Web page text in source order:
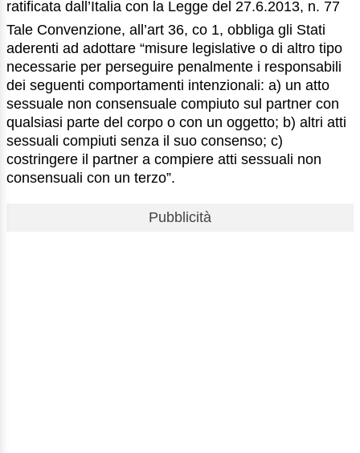
ratificata dall’Italia con la Legge del 27.6.2013, n. 77
Tale Convenzione, all’art 36, co 1, obbliga gli Stati
aderenti ad adottare “misure legislative o di altro tipo
necessarie per perseguire penalmente i responsabili
dei seguenti comportamenti intenzionali: a) un atto
sessuale non consensuale compiuto sul partner con
qualsiasi parte del corpo o con un oggetto; b) altri atti
sessuali compiuti senza il suo consenso; c)
costringere il partner a compiere atti sessuali non
consensuali con un terzo”.
Pubblicità